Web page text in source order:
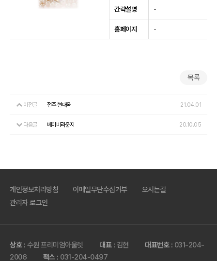
간략설명 -
홈페이지 -
목록
이전글 전주 현대옥 21.04.01
다음글 베이비라운지 20.10.05
개인정보처리방침 이메일무단수집거부
오시는길
관리자 로그인
상호 : 수원 프리미엄아울렛 대표 : 김현 대표번호 : 031-204-
2006
팩스 : 031-204-0497